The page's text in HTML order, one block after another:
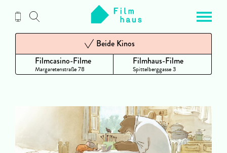
Inhalt
Filmcasino-Filme
Margaretenstraße 78
Beide Kinos
Filmhaus-Filme
Spittelberggasse 3